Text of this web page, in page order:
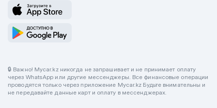
🔒 Важно! Mycar.kz никогда не запрашивает и не принимает оплату
через WhatsApp или другие мессенджеры. Все финансовые операции
проводятся только через приложение Mycar.kz Будьте внимательны и
не передавайте данные карт и оплату в мессенджерах.